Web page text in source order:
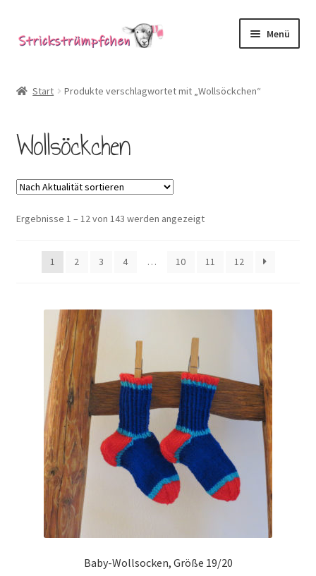
Navigation
Inhalt
Menü
Donegal-Jäckchen & Pullis
Spielhosen & Mützen
Karten
Über Strickstrümpfchen
Kontakt
Start Produkte verschlagwortet mit „Wollsöckchen“
Wollsöckchen
Ergebnisse 1 – 12 von 143 werden angezeigtNach
1
2 3 4 … 10 11 12
Baby-Wollsocken, Größe 19/20